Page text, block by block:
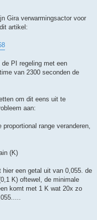
Gira verwarmingsactor voor
artikel:
PI regeling met een
van 2300 seconden de
om dit eens uit te
aan:
range veranderen,
(K)
een getal uit van 0,055. de
K) oftewel, de minimale
komt met 1 K wat 20x zo